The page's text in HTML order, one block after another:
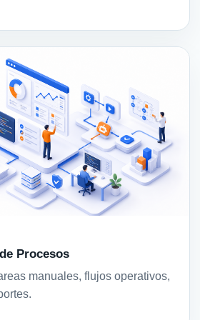
Procesos
manuales, flujos operativos,